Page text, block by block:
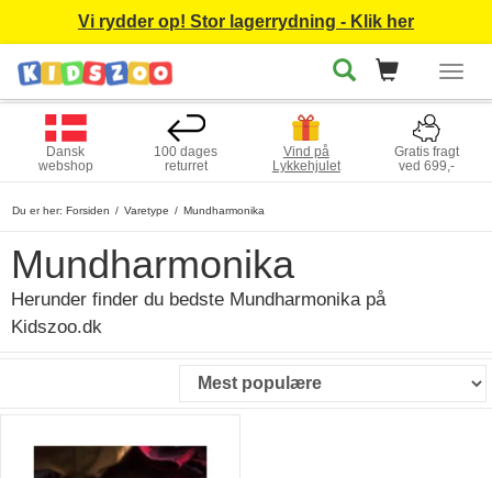
Vi rydder op! Stor lagerrydning - Klik her
Dansk
webshop
100 dages
returret
Vind på
Lykkehjulet
Gratis fragt
ved 699,-
Du er her: Forsiden Varetype Mundharmonika
Mundharmonika
Herunder finder du bedste Mundharmonika på
Kidszoo.dk